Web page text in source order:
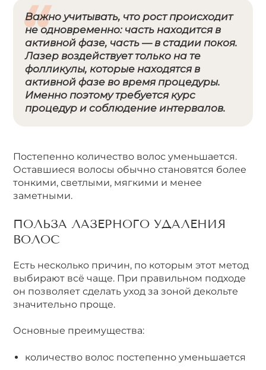
Важно учитывать, что рост происходит
не одновременно: часть находится в
активной фазе, часть — в стадии покоя.
Лазер воздействует только на те
фолликулы, которые находятся в
активной фазе во время процедуры.
Именно поэтому требуется курс
процедур и соблюдение интервалов.
Постепенно количество волос уменьшается.
Оставшиеся волосы обычно становятся более
тонкими, светлыми, мягкими и менее
заметными.
ПОЛЬЗА ЛАЗЕРНОГО УДАЛЕНИЯ
ВОЛОС
Есть несколько причин, по которым этот метод
выбирают всё чаще. При правильном подходе
он позволяет сделать уход за зоной декольте
значительно проще.
Основные преимущества:
количество волос постепенно уменьшается